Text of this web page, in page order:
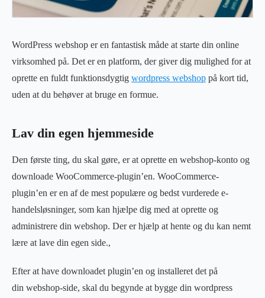
WordPress webshop er en fantastisk måde at starte din online
virksomhed på. Det er en platform, der giver dig mulighed for at
oprette en fuldt funktionsdygtig wordpress webshop på kort tid,
uden at du behøver at bruge en formue.
Lav din egen hjemmeside
Den første ting, du skal gøre, er at oprette en webshop-konto og
downloade WooCommerce-plugin’en. WooCommerce-
plugin’en er en af de mest populære og bedst vurderede e-
handelsløsninger, som kan hjælpe dig med at oprette og
administrere din webshop. Der er hjælp at hente og du kan nemt
lære at lave din egen side.,
Efter at have downloadet plugin’en og installeret det på
din webshop-side, skal du begynde at bygge din wordpress